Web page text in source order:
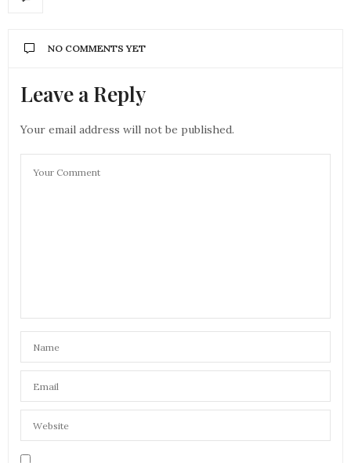
NO COMMENTS YET
Leave a Reply
Your email address will not be published.